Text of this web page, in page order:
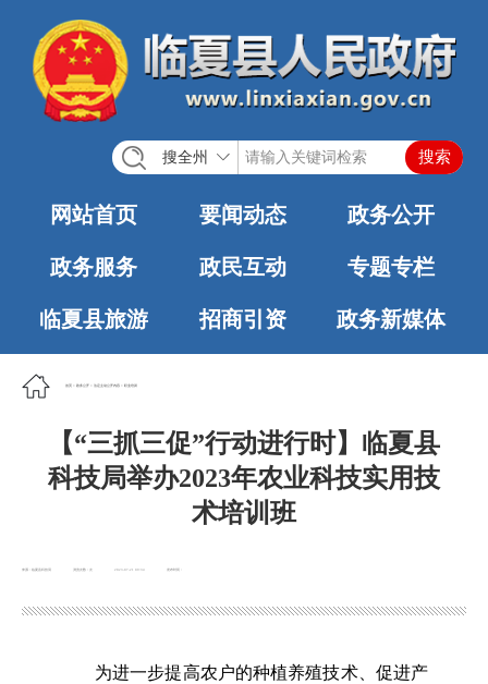
搜全州
网站首页 要闻动态 政务公开
政务服务 政民互动 专题专栏
临夏县旅游 招商引资 政务新媒体
首页 政务公开 法定主动公开内容 职业培训
【“三抓三促”行动进行时】临夏县
科技局举办2023年农业科技实用技
术培训班
浏览次数： 发布时间：
2023-07-21 09:34
为进一步提高农户的种植养殖技术、促进产